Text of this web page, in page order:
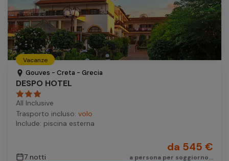
Vacanze
Gouves - Creta - Grecia
DESPO HOTEL
All Inclusive
Trasporto incluso: volo
Include: piscina esterna
7 notti
da 545 €
a persona per soggiorno...